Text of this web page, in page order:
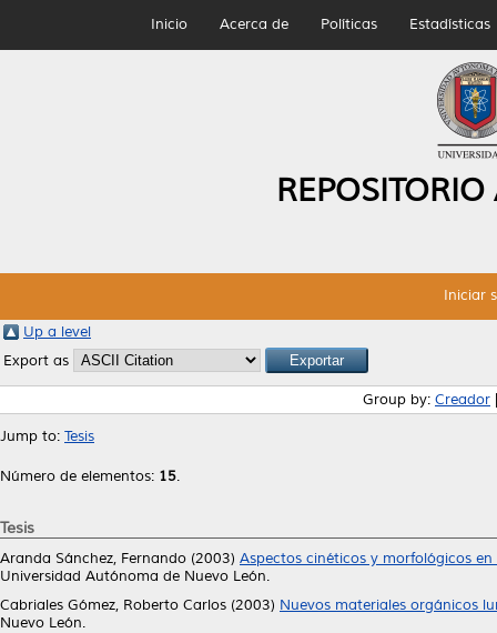
Inicio Acerca de Políticas Estadísticas
Iniciar
Up a level
Export as
Group by: Creador
Jump to: Tesis
Número de elementos: 15.
Tesis
Aranda Sánchez, Fernando (2003) Aspectos cinéticos y morfológicos
Universidad Autónoma de Nuevo León.
Cabriales Gómez, Roberto Carlos (2003) Nuevos materiales orgánicos
Nuevo León.